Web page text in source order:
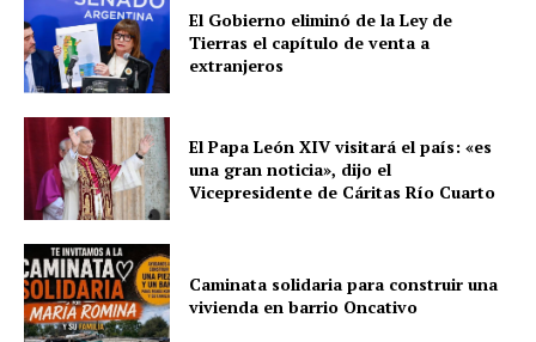
u
d
i
o
El Gobierno eliminó de la Ley de
Tierras el capítulo de venta a
extranjeros
El Papa León XIV visitará el país: «es
una gran noticia», dijo el
Vicepresidente de Cáritas Río Cuarto
Caminata solidaria para construir una
vivienda en barrio Oncativo